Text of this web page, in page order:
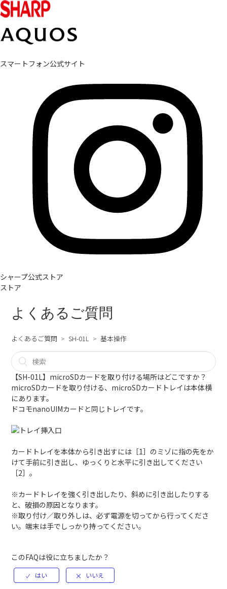
スマートフォン公式サイト
シャープ公式ストア
ストア
よくあるご質問
よくあるご質問 SH-01L 基本操作
【SH-01L】microSDカードを取り付ける場所はどこですか？
microSDカードを取り付ける、microSDカードトレイは本体横
にあります。
ドコモnanoUIMカードと同じトレイです。
カードトレイを本体から引き出すには［1］のミゾに指の先をか
けて手前に引き出し、ゆっくりと水平に引き出してください
［2］。
※カードトレイを強く引き出したり、斜めに引き出したりする
と、破損の原因となります。
※取り付け／取り外しは、必ず電源を切ってから行ってくださ
い。端末は手でしっかり持ってください。
このFAQは役に立ちましたか？